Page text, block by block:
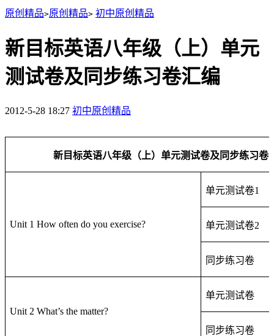
原创精品>原创精品> 初中原创精品
新目标英语八年级（上）单元
测试卷及同步练习卷汇编
2012-5-28 18:27 初中原创精品
新目标英语八年级（上）单元测试卷及同步练习卷
Unit 1 How often do you exercise?
单元测试卷1
单元测试卷2
同步练习卷
Unit 2 What’s the matter?
单元测试卷
同步练习卷